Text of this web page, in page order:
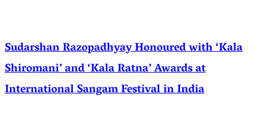
Sudarshan Razopadhyay Honoured with ‘Kala
Shiromani’ and ‘Kala Ratna’ Awards at
International Sangam Festival in India